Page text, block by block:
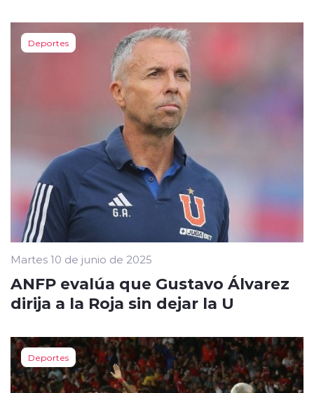
Deportes
Martes 10 de junio de 2025
ANFP evalúa que Gustavo Álvarez
dirija a la Roja sin dejar la U
Deportes